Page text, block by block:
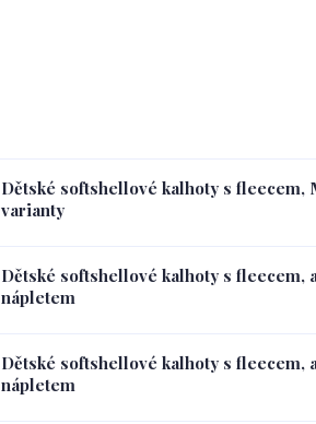
Dětské softshellové kalhoty s fleecem,
varianty
Dětské softshellové kalhoty s fleecem,
nápletem
Dětské softshellové kalhoty s fleecem,
nápletem